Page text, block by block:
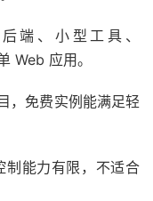
端、小型工具、
Web 应用。
，免费实例能满足轻
制能力有限，不适合